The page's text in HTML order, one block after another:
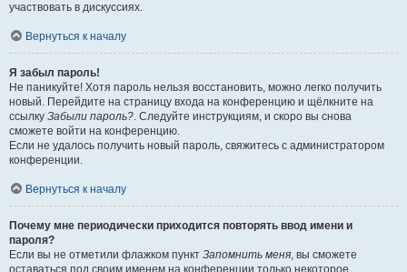
участвовать в дискуссиях.
Вернуться к началу
Я забыл пароль!
Не паникуйте! Хотя пароль нельзя восстановить, можно легко получить
новый. Перейдите на страницу входа на конференцию и щёлкните на
ссылку Забыли пароль?. Следуйте инструкциям, и скоро вы снова
сможете войти на конференцию.
Если не удалось получить новый пароль, свяжитесь с администратором
конференции.
Вернуться к началу
Почему мне периодически приходится повторять ввод имени и
пароля?
Если вы не отметили флажком пункт Запомнить меня, вы сможете
оставаться под своим именем на конференции только некоторое